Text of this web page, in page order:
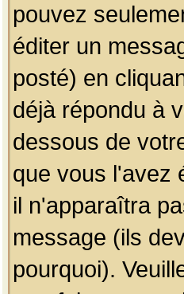
pouvez
éditer un
posté) en
déjà répondu à
dessous de
que vous l'avez
il n'apparaîtra
message (ils
pourquoi).